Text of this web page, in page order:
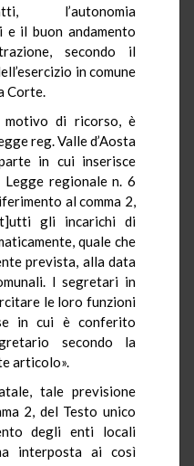
l’autonomia
e il buon andamento
secondo il
in comune
Corte.
motivo di ricorso, è
reg. Valle d’Aosta
in cui inserisce
regionale n. 6
al comma 2,
gli incarichi di
quale che
prevista, alla data
I segretari in
le loro funzioni
in cui è conferito
secondo la
articolo».
tale previsione
2, del Testo unico
degli enti locali
interposta ai così